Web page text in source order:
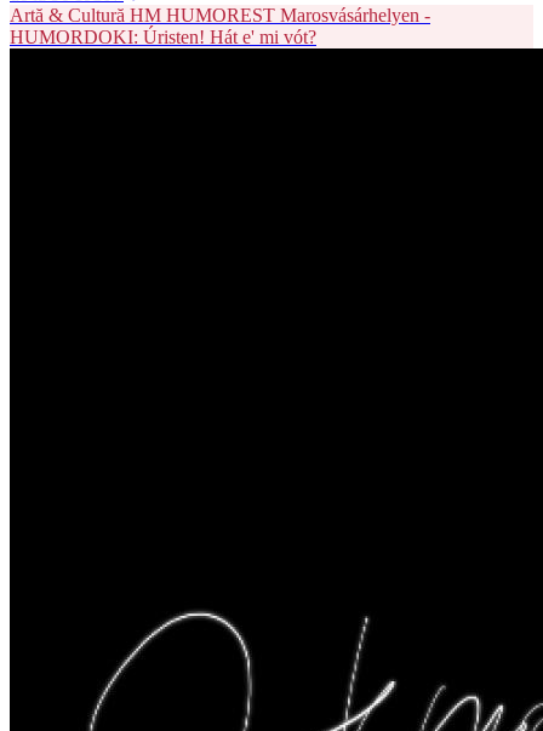
Artă & Cultură HM HUMOREST Marosvásárhelyen -
HUMORDOKI: Úristen! Hát e' mi vót?